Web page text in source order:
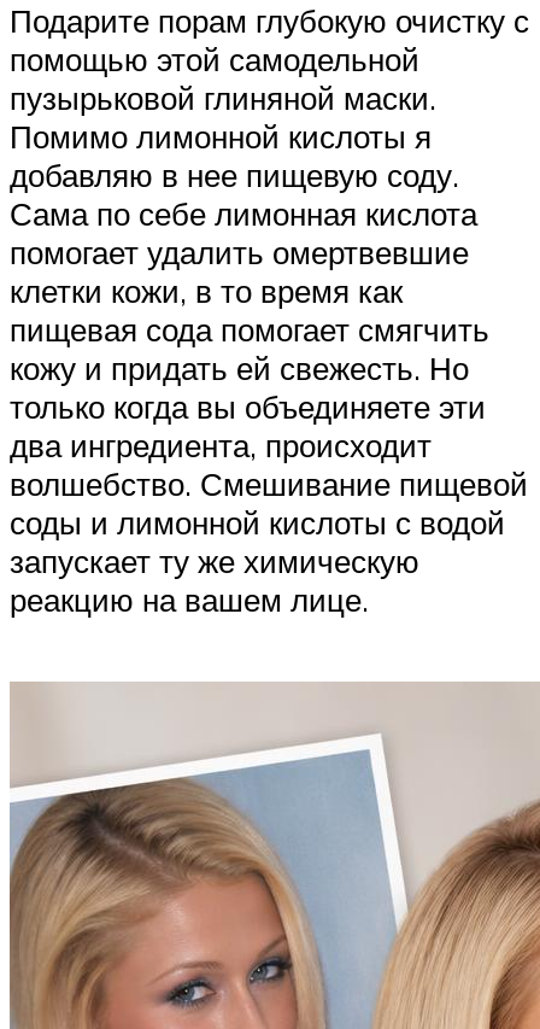
Подарите порам глубокую очистку с
помощью этой самодельной
пузырьковой глиняной маски.
Помимо лимонной кислоты я
добавляю в нее пищевую соду.
Сама по себе лимонная кислота
помогает удалить омертвевшие
клетки кожи, в то время как
пищевая сода помогает смягчить
кожу и придать ей свежесть. Но
только когда вы объединяете эти
два ингредиента, происходит
волшебство. Смешивание пищевой
соды и лимонной кислоты с водой
запускает ту же химическую
реакцию на вашем лице.